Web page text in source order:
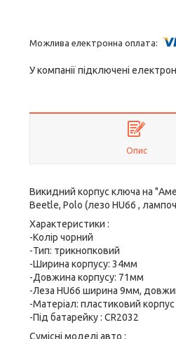
У компанії підключені
Опис
Викидний корпус ключа на
Beetle, Polo (лезо HU66 ,
Характеристики :
-Колір чорний
-Тип: трикнопковий
-Ширина корпусу: 34мм
-Довжина корпусу: 71мм
-Леза HU66 ширина 9мм,
-Матеріал: пластиковий
-Під батарейку : CR2032
Сумісні моделі авто :